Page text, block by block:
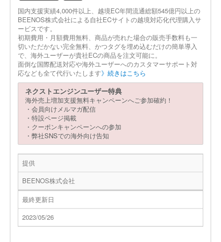
国内支援実績4,000件以上、越境EC年間流通総額545億円以上の
BEENOS株式会社による自社ECサイトの越境対応化代理購入サ
ービスです。
初期費用・月額費用無料、商品が売れた場合の販売手数料も一
切いただかない完全無料、かつタグを埋め込むだけの簡単導入
で、海外ユーザーが貴社ECの商品を注文可能に。
面倒な国際配送対応や海外ユーザーへのカスタマーサポート対
応なども全て代行いたします》続きはこちら
ネクストエンジンユーザー特典
海外売上増加支援無料キャンペーンへご参加確約！
・会員向けメルマガ配信
・特設ページ掲載
・クーポンキャンペーンへの参加
・弊社SNSでの海外向け告知
提供
BEENOS株式会社
最終更新日
2023/05/26